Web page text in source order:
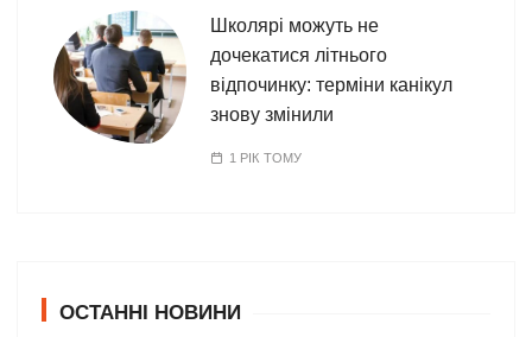
Школярі можуть не
дочекатися літнього
відпочинку: терміни канікул
знову змінили
1 РІК ТОМУ
ОСТАННІ НОВИНИ